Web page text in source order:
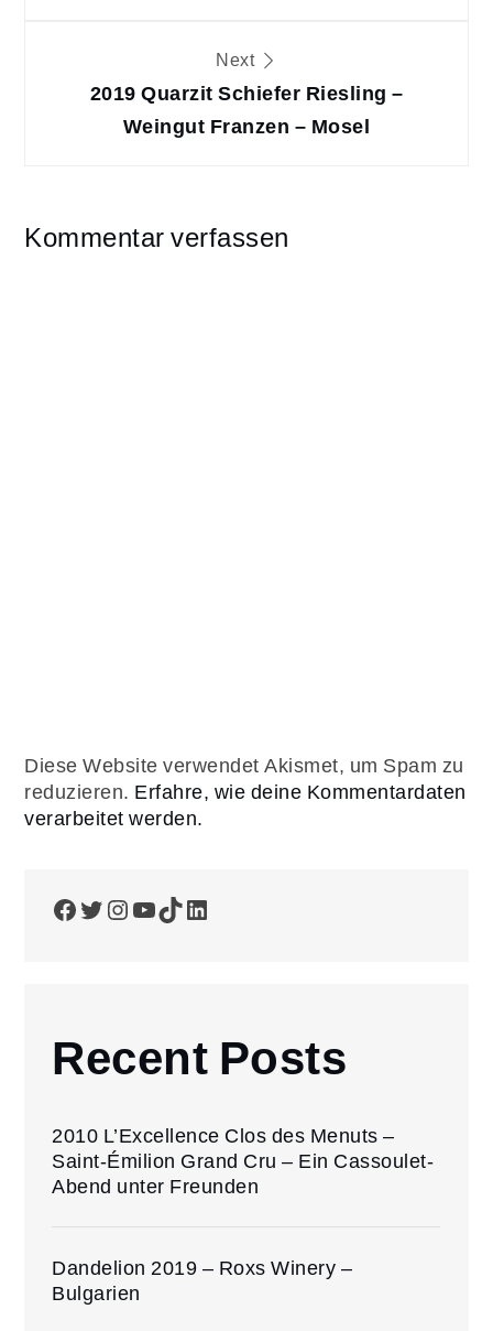
Next
2019 Quarzit Schiefer Riesling –
Weingut Franzen – Mosel
Kommentar verfassen
Diese Website verwendet Akismet, um Spam zu
reduzieren. Erfahre, wie deine Kommentardaten
verarbeitet werden.
Facebook
Twitter
Instagram
YouTube
TikTokLinkedIn
Recent Posts
2010 L’Excellence Clos des Menuts –
Saint-Émilion Grand Cru – Ein Cassoulet-
Abend unter Freunden
Dandelion 2019 – Roxs Winery –
Bulgarien